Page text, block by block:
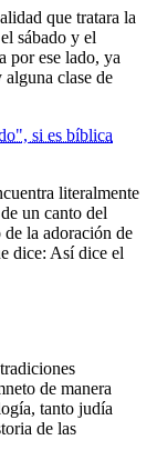
que tratara la
sábado y el
por ese lado, ya
clase de
si es bíblica
literalmente
un canto del
de la adoración de
dice: Así dice el
de manera
tanto judía
de las